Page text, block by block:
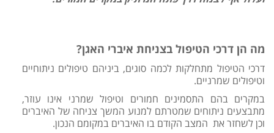
מה הן דרכי הטיפול בצניחת איברי האגן?
דרכי הטיפול מתחלקות לכמה סוגים, ביניהם טיפולים ניתוחיים
וטיפולים שמרניים.
במקרים בהם התסמינים חמורים וטיפול שמרני אינו עוזר,
מתבצעים ניתוחים שמטרתם למנוע המשך צניחה של האיברים
וכן לשחזר את המצב הקודם בו האיברים במקומם הנכון.